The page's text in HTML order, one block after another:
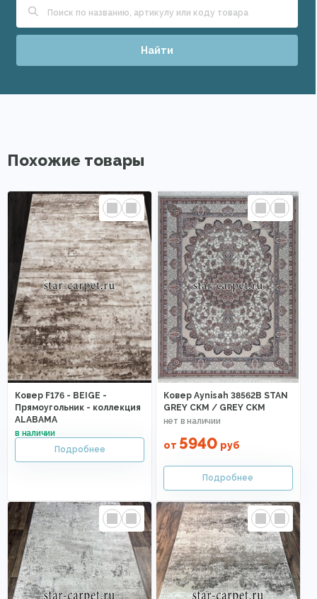
Найти
Похожие товары
Ковер F176 - BEIGE -
Прямоугольник - коллекция
ALABAMA
Ковер Aynisah 38562B STAN
GREY CKM / GREY CKM
от 5940 руб